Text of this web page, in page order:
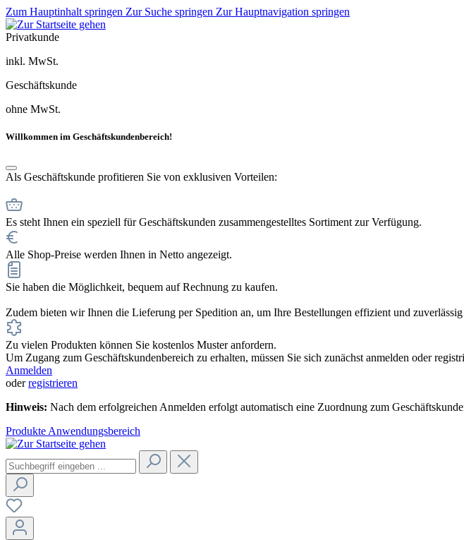
Zum Hauptinhalt springen Zur Suche springen Zur Hauptnavigation springen
Privatkunde
inkl. MwSt.
Geschäftskunde
ohne MwSt.
Willkommen im Geschäftskundenbereich!
Als Geschäftskunde profitieren Sie von exklusiven Vorteilen:
Es steht Ihnen ein speziell für Geschäftskunden zusammengestelltes Sortiment zur Verfügung.
Alle Shop-Preise werden Ihnen in Netto angezeigt.
Sie haben die Möglichkeit, bequem auf Rechnung zu kaufen.
Zudem bieten wir Ihnen die Lieferung per Spedition an, um Ihre Bestellungen effizient und zuverlässig
Zu vielen Produkten können Sie kostenlos Muster anfordern.
Um Zugang zum Geschäftskundenbereich zu erhalten, müssen Sie sich zunächst anmelden oder
Anmelden
oderregistrieren
Hinweis: Nach dem erfolgreichen Anmelden erfolgt automatisch eine Zuordnung zum
Produkte Anwendungsbereich